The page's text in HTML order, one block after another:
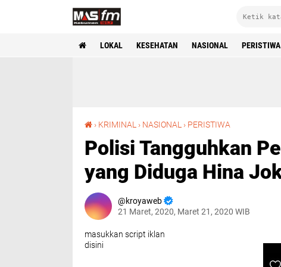
LOKAL KESEHATAN NASIONAL PERISTIWA
› KRIMINAL › NASIONAL › PERISTIWA
Polisi Tangguhkan
yang Diduga Hina
kroyaweb
21 Maret, 2020, Maret 21, 2020 WIB
masukkan script iklan
disini